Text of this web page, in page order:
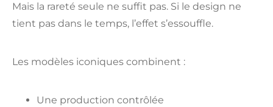
Mais la rareté seule ne suffit pas. Si le design ne
tient pas dans le temps, l’effet s’essouffle.
Les modèles iconiques combinent :
Une production contrôlée